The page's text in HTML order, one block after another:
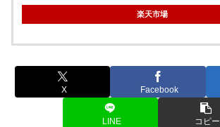
楽天市場
X Facebook
LINE コピー